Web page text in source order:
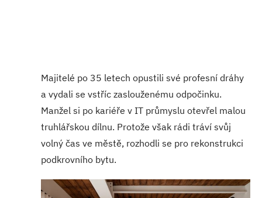
Majitelé po 35 letech opustili své profesní dráhy
a vydali se vstříc zaslouženému odpočinku.
Manžel si po kariéře v IT průmyslu otevřel malou
truhlářskou dílnu. Protože však rádi tráví svůj
volný čas ve městě, rozhodli se pro rekonstrukci
podkrovního bytu.